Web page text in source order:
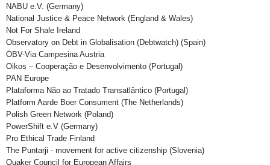
NABU e.V. (Germany)
National Justice & Peace Network (England & Wales)
Not For Shale Ireland
Observatory on Debt in Globalisation (Debtwatch) (Spain)
ÖBV-Via Campesina Austria
Oikos – Cooperação e Desenvolvimento (Portugal)
PAN Europe
Plataforma Não ao Tratado Transatlântico (Portugal)
Platform Aarde Boer Consument (The Netherlands)
Polish Green Network (Poland)
PowerShift e.V (Germany)
Pro Ethical Trade Finland
The Puntarji - movement for active citizenship (Slovenia)
Quaker Council for European Affairs